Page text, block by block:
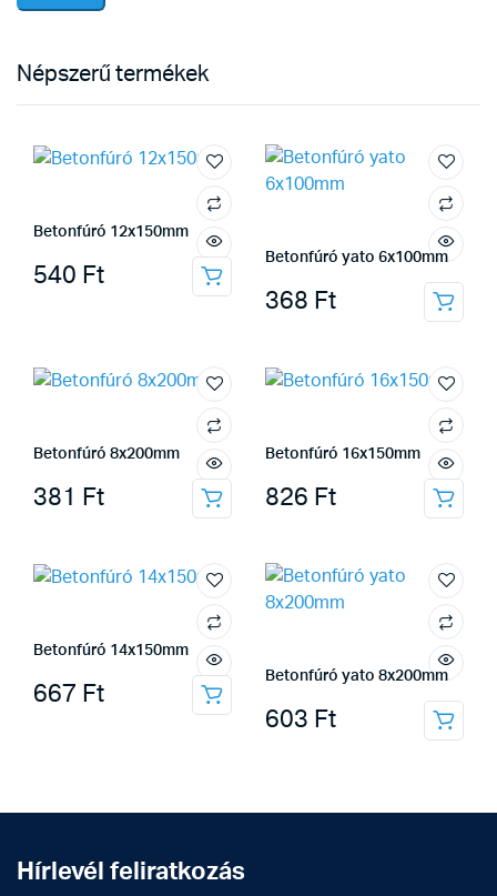
Népszerű termékek
Betonfúró 12x150mm
540 Ft
Betonfúró yato 6x100mm
368 Ft
Betonfúró 8x200mm
381 Ft
Betonfúró 16x150mm
826 Ft
Betonfúró 14x150mm
667 Ft
Betonfúró yato 8x200mm
603 Ft
Hírlevél feliratkozás